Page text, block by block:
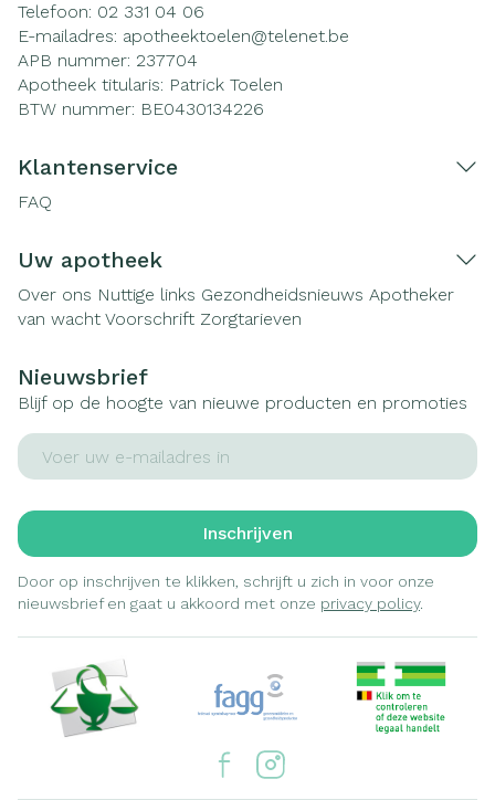
Telefoon: 02 331 04 06
E-mailadres: apotheektoelen@telenet.be
APB nummer: 237704
Apotheek titularis: Patrick Toelen
BTW nummer: BE0430134226
Klantenservice
FAQ
Uw apotheek
Over ons Nuttige links Gezondheidsnieuws Apotheker
van wacht Voorschrift Zorgtarieven
Nieuwsbrief
Blijf op de hoogte van nieuwe producten en promoties
E-mail adres
Inschrijven
Door op inschrijven te klikken, schrijft u zich in voor onze
nieuwsbrief en gaat u akkoord met onze privacy policy.